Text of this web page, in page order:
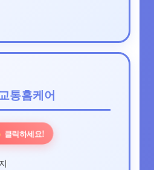
통홈케어
클릭하세요!